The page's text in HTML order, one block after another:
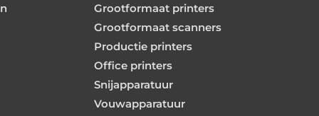
Grootformaat printers
Grootformaat scanners
Productie printers
Office printers
Snijapparatuur
Vouwapparatuur